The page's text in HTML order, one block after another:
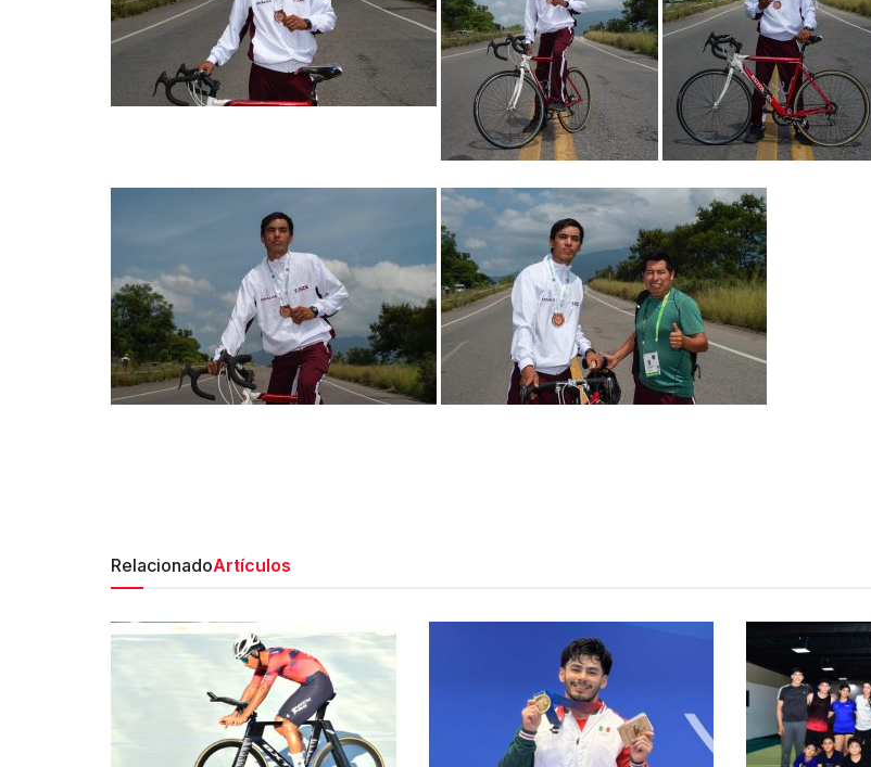
RelacionadoArtículos